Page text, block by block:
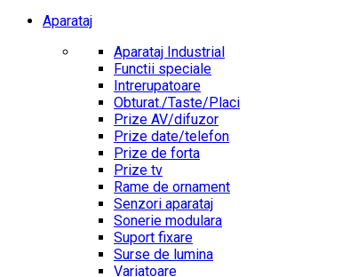
Aparataj
Aparataj Industrial
Functii speciale
Intrerupatoare
Obturat./Taste/Placi
Prize AV/difuzor
Prize date/telefon
Prize de forta
Prize tv
Rame de ornament
Senzori aparataj
Sonerie modulara
Suport fixare
Surse de lumina
Variatoare